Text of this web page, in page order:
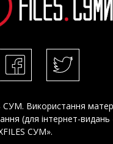
Використання
(для інтернет-видань
СУМ».